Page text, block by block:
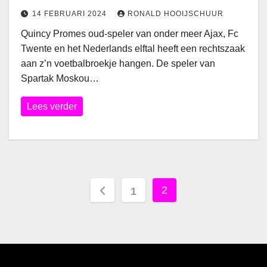
14 FEBRUARI 2024 RONALD HOOIJSCHUUR
Quincy Promes oud-speler van onder meer Ajax, Fc
Twente en het Nederlands elftal heeft een rechtszaak
aan z’n voetbalbroekje hangen. De speler van
Spartak Moskou…
Lees verder
Berichten
1 2